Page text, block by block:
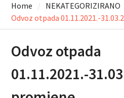
Home
NEKATEGORIZIRANO
Odvoz otpada 01.11.2021.-
Odvoz otpada
01.11.2021.-